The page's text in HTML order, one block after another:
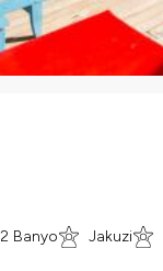
2 Banyo Jakuzi